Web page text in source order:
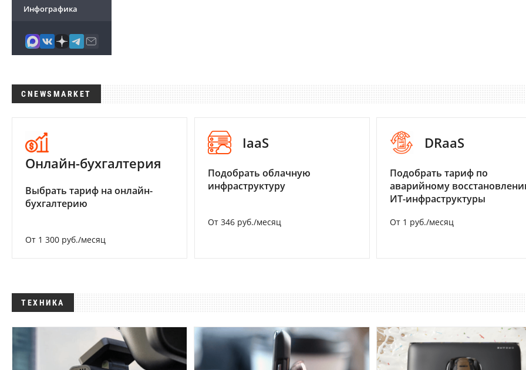
Инфографика
CNEWSMARKET
Онлайн-бухгалтерия
Выбрать тариф на онлайн-
бухгалтерию
От 1 300 руб./месяц
IaaS
Подобрать облачную
инфраструктуру
От 346 руб./месяц
DRaaS
Подобрать тариф по
аварийному
ИТ-инфраструктуры
От 1 руб./месяц
ТЕХНИКА